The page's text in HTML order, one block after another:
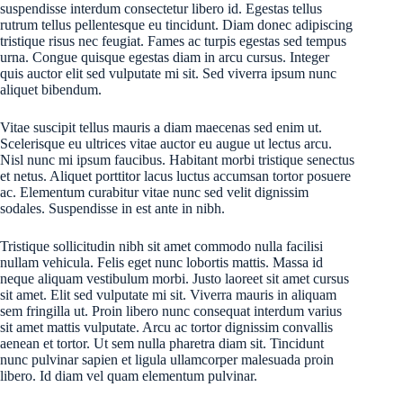
suspendisse interdum consectetur libero id. Egestas tellus
rutrum tellus pellentesque eu tincidunt. Diam donec adipiscing
tristique risus nec feugiat. Fames ac turpis egestas sed tempus
urna. Congue quisque egestas diam in arcu cursus. Integer
quis auctor elit sed vulputate mi sit. Sed viverra ipsum nunc
aliquet bibendum.
Vitae suscipit tellus mauris a diam maecenas sed enim ut.
Scelerisque eu ultrices vitae auctor eu augue ut lectus arcu.
Nisl nunc mi ipsum faucibus. Habitant morbi tristique senectus
et netus. Aliquet porttitor lacus luctus accumsan tortor posuere
ac. Elementum curabitur vitae nunc sed velit dignissim
sodales. Suspendisse in est ante in nibh.
Tristique sollicitudin nibh sit amet commodo nulla facilisi
nullam vehicula. Felis eget nunc lobortis mattis. Massa id
neque aliquam vestibulum morbi. Justo laoreet sit amet cursus
sit amet. Elit sed vulputate mi sit. Viverra mauris in aliquam
sem fringilla ut. Proin libero nunc consequat interdum varius
sit amet mattis vulputate. Arcu ac tortor dignissim convallis
aenean et tortor. Ut sem nulla pharetra diam sit. Tincidunt
nunc pulvinar sapien et ligula ullamcorper malesuada proin
libero. Id diam vel quam elementum pulvinar.